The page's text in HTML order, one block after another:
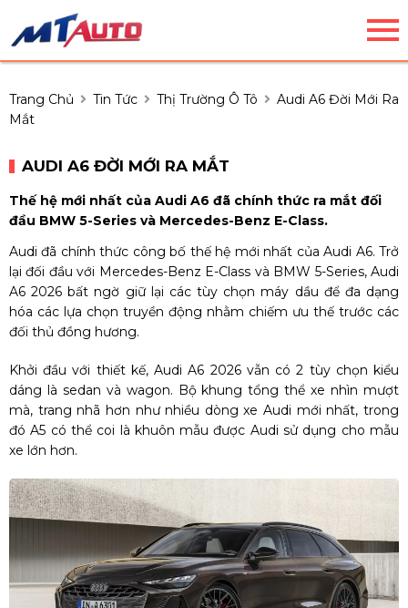
Trang Chủ Tin Tức Thị Trường Ô Tô
Audi A6 Đời Mới Ra
Mắt
AUDI A6 ĐỜI MỚI RA MẮT
Thế hệ mới nhất của Audi A6 đã chính thức ra mắt đối
đầu BMW 5-Series và Mercedes-Benz E-Class.
Audi đã chính thức công bố thế hệ mới nhất của Audi A6. Trở
lại đối đầu với Mercedes-Benz E-Class và BMW 5-Series, Audi
A6 2026 bất ngờ giữ lại các tùy chọn máy dầu để đa dạng
hóa các lựa chọn truyền động nhằm chiếm ưu thế trước các
đối thủ đồng hương.
Khởi đầu với thiết kế, Audi A6 2026 vẫn có 2 tùy chọn kiểu
dáng là sedan và wagon. Bộ khung tổng thể xe nhìn mượt
mà, trang nhã hơn như nhiều dòng xe Audi mới nhất, trong
đó A5 có thể coi là khuôn mẫu được Audi sử dụng cho mẫu
xe lớn hơn.